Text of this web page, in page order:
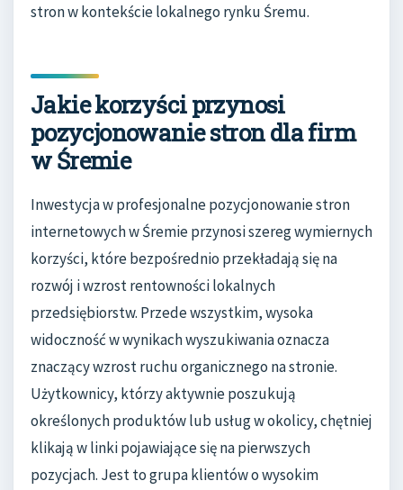
stron w kontekście lokalnego rynku Śremu.
Jakie korzyści przynosi
pozycjonowanie stron dla firm
w Śremie
Inwestycja w profesjonalne pozycjonowanie stron
internetowych w Śremie przynosi szereg wymiernych
korzyści, które bezpośrednio przekładają się na
rozwój i wzrost rentowności lokalnych
przedsiębiorstw. Przede wszystkim, wysoka
widoczność w wynikach wyszukiwania oznacza
znaczący wzrost ruchu organicznego na stronie.
Użytkownicy, którzy aktywnie poszukują
określonych produktów lub usług w okolicy, chętniej
klikają w linki pojawiające się na pierwszych
pozycjach. Jest to grupa klientów o wysokim